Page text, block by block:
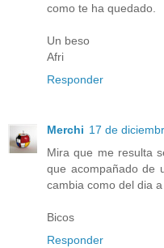
como te ha quedado.
Un beso
Afri
Responder
Merchi 17 de
Mira que me resulta
que acompañado de
cambia como del dia
Bicos
Responder